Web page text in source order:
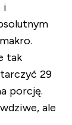
i
tak
29
porcję.
ale